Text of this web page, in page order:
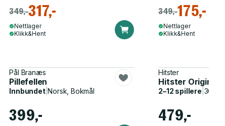
349,-317,-
Nettlager
Klikk&Hent
349,-175,-
Nettlager
Klikk&Hent
Pål Branæs
Pillefellen
Innbundet|Norsk, Bokmål
399,-
Hitster
Hitster Original
2–12 spillere
479,-